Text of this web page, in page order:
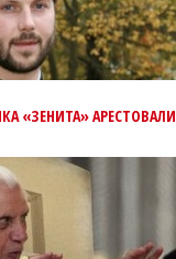
«ЗЕНИТА» АРЕСТОВАЛИ